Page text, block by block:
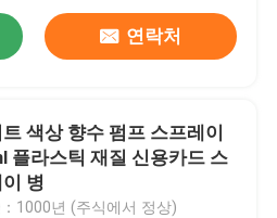
연락처
색상 향수 펌프 스프레이
플라스틱 재질 신용카드 스
병
：1000년 (주식에서 정상)